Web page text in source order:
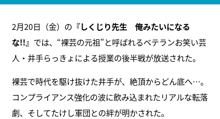
2月20日（金）の 『しくじり先生 俺みたいになる
な!!』 では、“裸芸の元祖”と呼ばれるベテランお笑い芸
人・井手らっきょによる授業の後半戦が放送された。
裸芸で時代を駆け抜けた井手が、絶頂からどん底へ…。
コンプライアンス強化の波に飲み込まれたリアルな転落
劇、そしてたけし軍団との絆が明かされた。